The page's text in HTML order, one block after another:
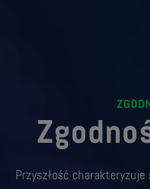
Przyszłość